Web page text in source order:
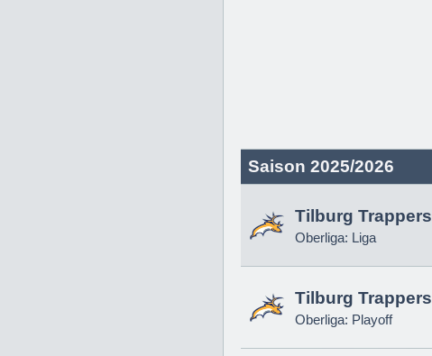
Saison 2025/2026
Tilburg Trappers
Oberliga: Liga
Tilburg Trappers
Oberliga: Playoff